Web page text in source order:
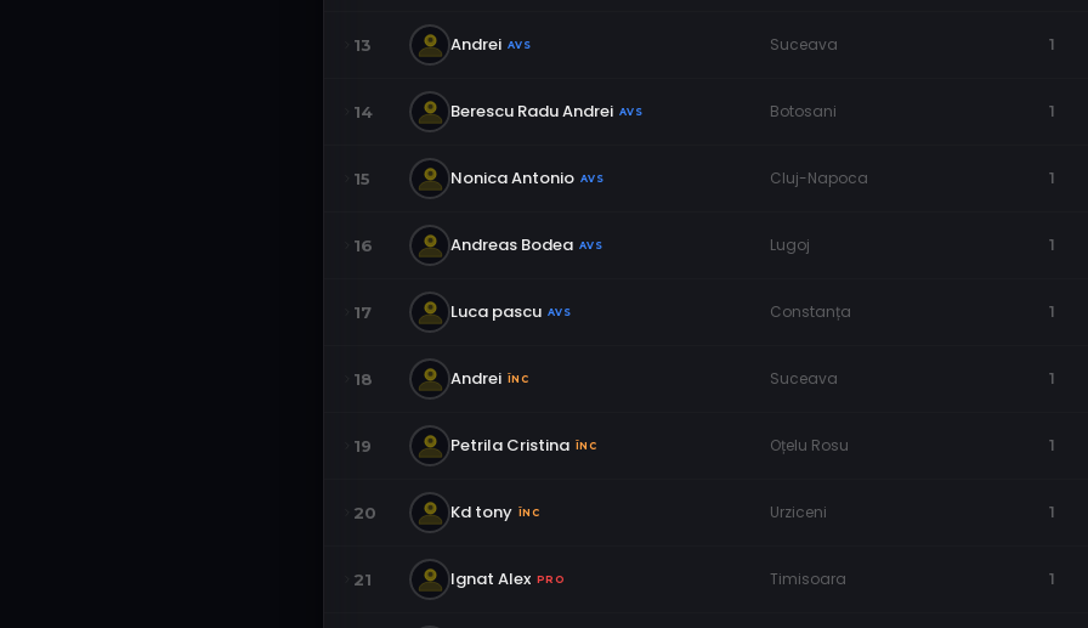
13 Andrei AVS Suceava 1
14 Berescu Radu Andrei AVS Botosani 1
15 Nonica Antonio AVS Cluj-Napoca 1
16 Andreas Bodea AVS Lugoj 1
17 Luca pascu AVS Constanța 1
18 Andrei ÎNC Suceava 1
19 Petrila Cristina ÎNC Oțelu Rosu 1
20 Kd tony ÎNC Urziceni 1
21 Ignat Alex PRO Timisoara 1